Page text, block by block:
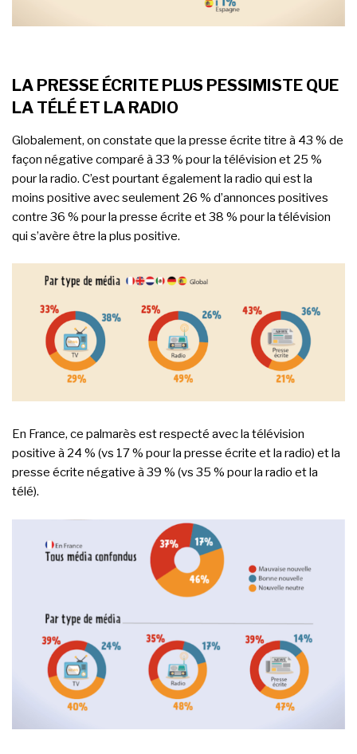
LA PRESSE ÉCRITE PLUS PESSIMISTE QUE
LA TÉLÉ ET LA RADIO
Globalement, on constate que la presse écrite titre à 43 % de
façon négative comparé à 33 % pour la télévision et 25 %
pour la radio. C’est pourtant également la radio qui est la
moins positive avec seulement 26 % d’annonces positives
contre 36 % pour la presse écrite et 38 % pour la télévision
qui s’avère être la plus positive.
En France, ce palmarès est respecté avec la télévision
positive à 24 % (vs 17 % pour la presse écrite et la radio) et la
presse écrite négative à 39 % (vs 35 % pour la radio et la
télé).